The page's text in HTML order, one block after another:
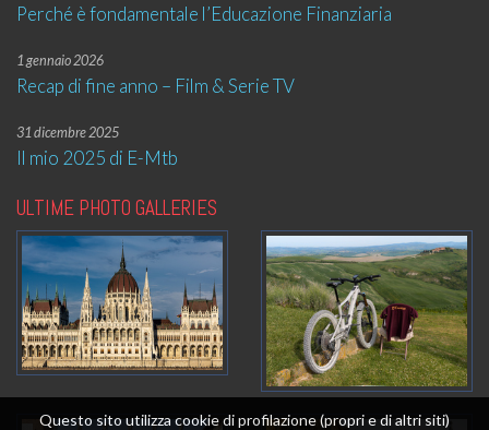
Perché è fondamentale l’Educazione Finanziaria
1 gennaio 2026
Recap di fine anno – Film & Serie TV
31 dicembre 2025
Il mio 2025 di E-Mtb
ULTIME PHOTO GALLERIES
Questo sito utilizza cookie di profilazione (propri e di altri siti)